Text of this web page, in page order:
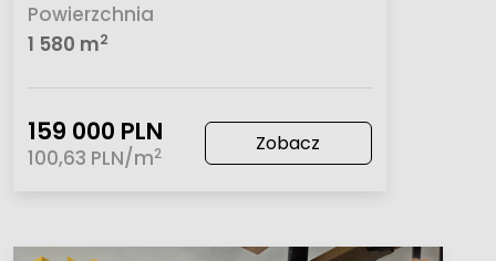
Powierzchnia
1 580 m2
159 000 PLN
100,63 PLN/m2 Zobacz